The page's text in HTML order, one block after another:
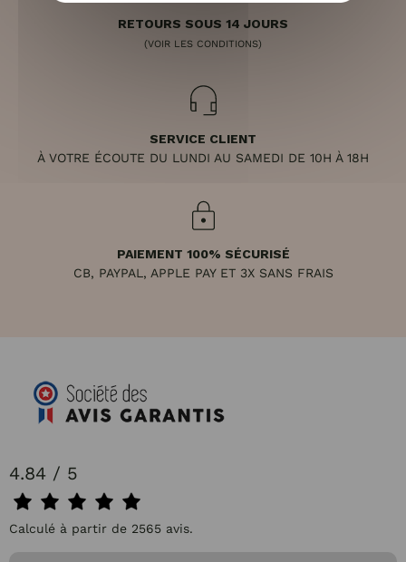
RETOURS SOUS 14 JOURS
(VOIR LES CONDITIONS)
SERVICE CLIENT
À VOTRE ÉCOUTE DU LUNDI AU SAMEDI DE 10H À 18H
PAIEMENT 100% SÉCURISÉ
CB, PAYPAL, APPLE PAY ET 3X SANS FRAIS
4.84 / 5
Calculé à partir de 2565 avis.